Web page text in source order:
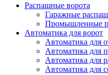
Распашные ворота
Гаражные
Промышленные
Автоматика для ворот
Автоматика для
Автоматика для
Автоматика для
Автоматика для